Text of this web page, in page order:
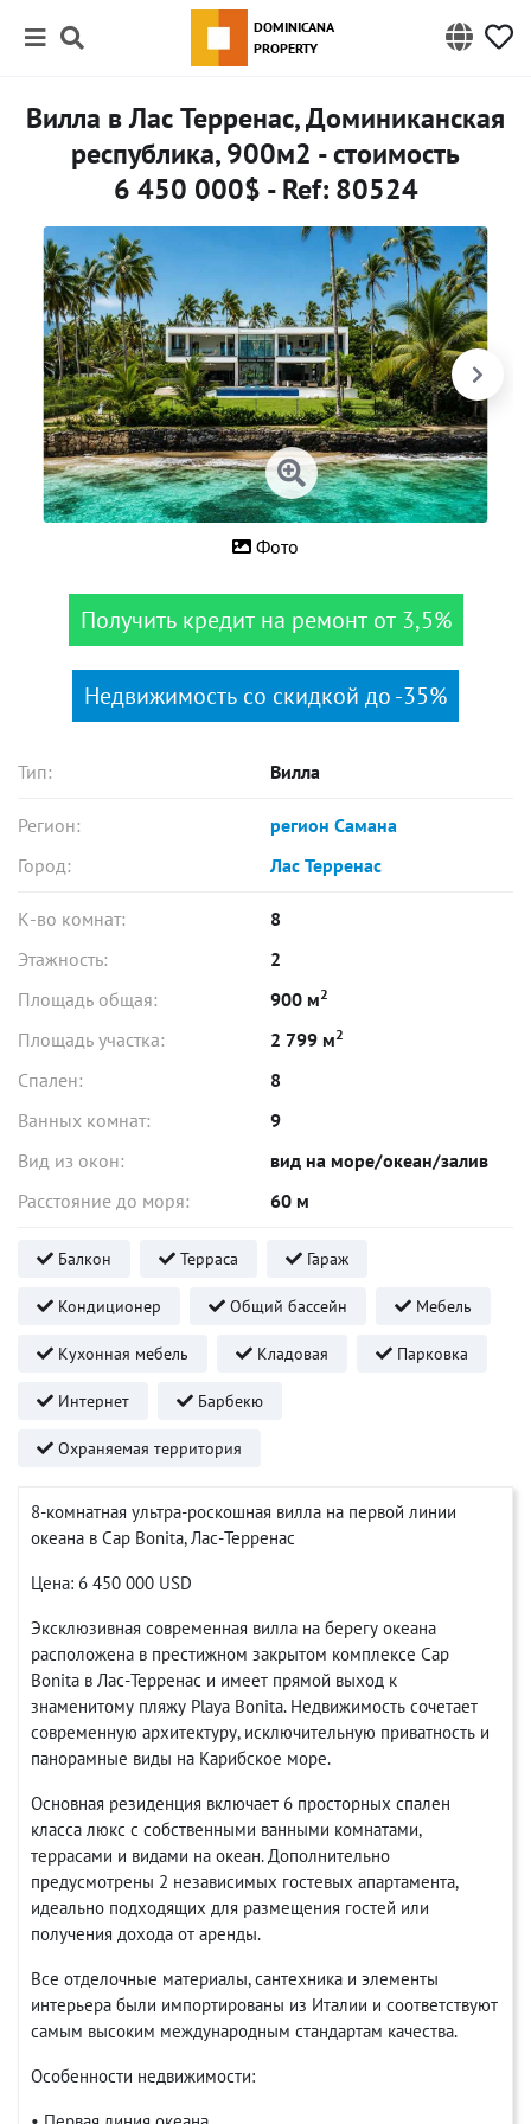
DOMINICANA
PROPERTY
Вилла в Лас Терренас, Доминиканская
республика, 900м2 - стоимость
6 450 000$ - Ref: 80524
Фото
Получить кредит на ремонт от 3,5%
Недвижимость со скидкой до -35%
Тип: Вилла
Регион:
регион Самана
Город:
Лас Терренас
К-во комнат:
8
Этажность:
2
Площадь общая:
900 м2
Площадь участка: 2 799 м2
Спален:
8
Ванных комнат:
9
Вид из окон:
вид на море/океан/залив
Расстояние до моря:
60 м
Балкон Терраса Гараж
Кондиционер Общий бассейн Мебель
Кухонная мебель Кладовая Парковка
Интернет Барбекю
Охраняемая территория
8-комнатная ультра-роскошная вилла на первой линии
океана в Cap Bonita, Лас-Терренас
Цена: 6 450 000 USD
Эксклюзивная современная вилла на берегу океана
расположена в престижном закрытом комплексе Cap
Bonita в Лас-Терренас и имеет прямой выход к
знаменитому пляжу Playa Bonita. Недвижимость сочетает
современную архитектуру, исключительную приватность и
панорамные виды на Карибское море.
Основная резиденция включает 6 просторных спален
класса люкс с собственными ванными комнатами,
террасами и видами на океан. Дополнительно
предусмотрены 2 независимых гостевых апартамента,
идеально подходящих для размещения гостей или
получения дохода от аренды.
Все отделочные материалы, сантехника и элементы
интерьера были импортированы из Италии и соответствуют
самым высоким международным стандартам качества.
Особенности недвижимости: